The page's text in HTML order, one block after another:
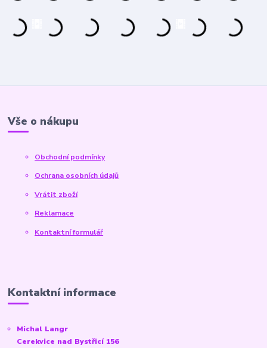
Vše o nákupu
Obchodní podmínky
Ochrana osobních údajů
Vrátit zboží
Reklamace
Kontaktní formulář
Kontaktní informace
Michal Langr
Cerekvice nad Bystřicí 156